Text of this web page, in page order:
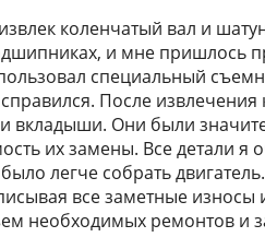
коленчатый вал и
и мне пришлось
специальный
После
вкладыши. Они были
их замены. Все детали я
легче собрать
все заметные
необходимых ремонтов и